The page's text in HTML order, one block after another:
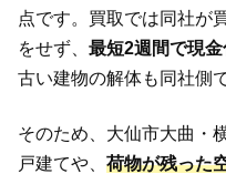
点です。買取では同社が
をせず、 最短2週間で現
古い建物の解体も同社側
そのため、大仙市大曲・
戸建てや、 荷物が残った